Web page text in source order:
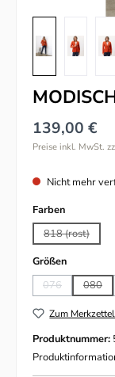
139,00 €
Preise inkl. MwSt.
Nicht mehr
Farbenauswählen
818 (rost)
(Diese
Größenauswählen
076(Diese Option
080
Zum
Produktnummer: